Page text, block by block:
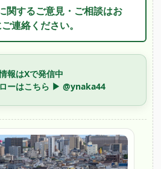
関するご意見・ご相談はお
連絡ください。
報はXで発信中
ーはこちら ▶ @ynaka44